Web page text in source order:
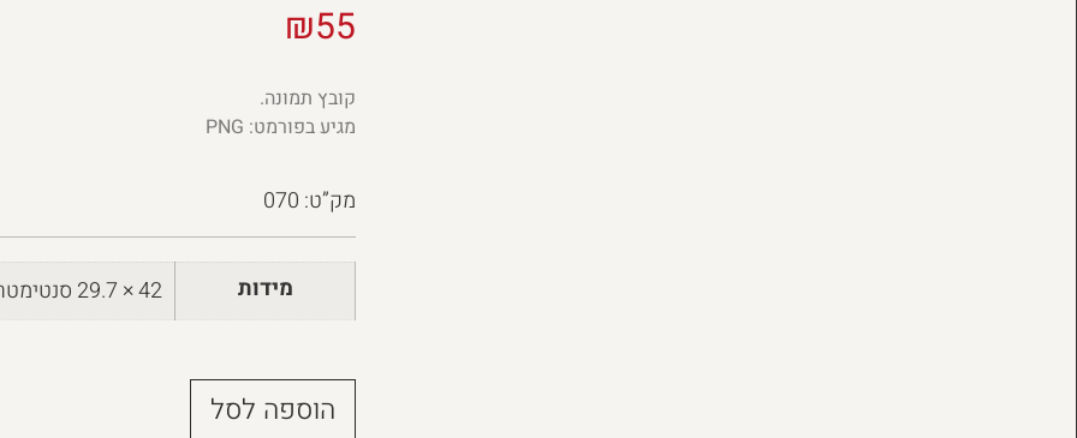
₪55
קובץ תמונה.
מגיע בפורמט: PNG
מק”ט: 070
מידות 42 × 29.7 סנטימטרים
הוספה לסל